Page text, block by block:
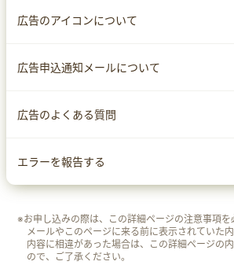
広告のアイコンについて
広告申込通知メールについて
広告のよくある質問
エラーを報告する
※お申し込みの際は、この詳細ページの注意事項を
メールやこのページに来る前に表示されていた
内容に相違があった場合は、この詳細ページの
ので、ご了承ください。